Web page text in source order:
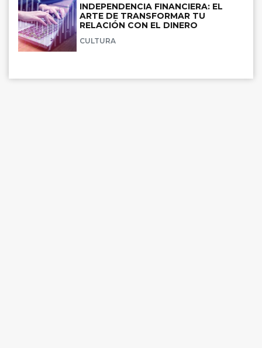
INDEPENDENCIA FINANCIERA: EL
ARTE DE TRANSFORMAR TU
RELACIÓN CON EL DINERO
CULTURA